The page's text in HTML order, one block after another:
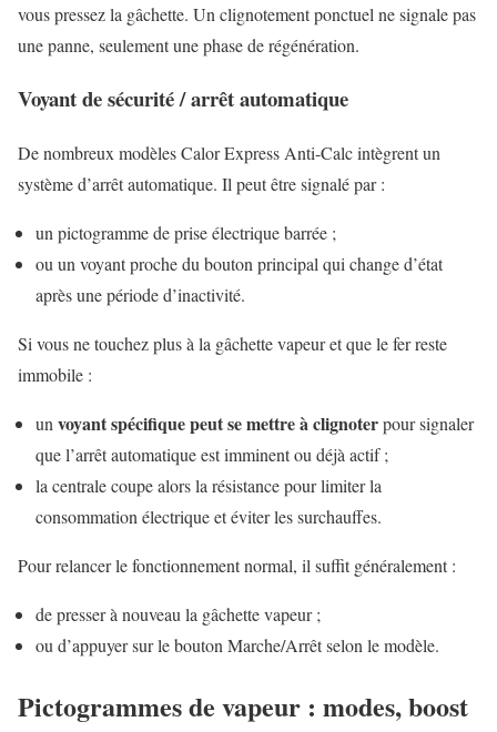
vous pressez la gâchette. Un clignotement ponctuel ne signale pas
une panne, seulement une phase de régénération.
Voyant de sécurité / arrêt automatique
De nombreux modèles Calor Express Anti-Calc intègrent un
système d’arrêt automatique. Il peut être signalé par :
un pictogramme de prise électrique barrée ;
ou un voyant proche du bouton principal qui change d’état
après une période d’inactivité.
Si vous ne touchez plus à la gâchette vapeur et que le fer reste
immobile :
un voyant spécifique peut se mettre à clignoterpour signaler
que l’arrêt automatique est imminent ou déjà actif ;
la centrale coupe alors la résistance pour limiter la
consommation électrique et éviter les surchauffes.
Pour relancer le fonctionnement normal, il suffit généralement :
de presser à nouveau la gâchette vapeur ;
ou d’appuyer sur le bouton Marche/Arrêt selon le modèle.
Pictogrammes de vapeur : modes, boost